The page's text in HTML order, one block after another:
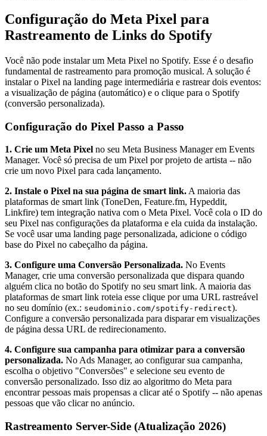
Configuração do Meta Pixel para
Rastreamento de Links do Spotify
Você não pode instalar um Meta Pixel no Spotify. Esse é o desafio
fundamental de rastreamento para promoção musical. A solução é
instalar o Pixel na landing page intermediária e rastrear dois eventos:
a visualização de página (automático) e o clique para o Spotify
(conversão personalizada).
Configuração do Pixel Passo a Passo
1. Crie um Meta Pixel no seu Meta Business Manager em Events
Manager. Você só precisa de um Pixel por projeto de artista -- não
crie um novo Pixel para cada lançamento.
2. Instale o Pixel na sua página de smart link. A maioria das
plataformas de smart link (ToneDen, Feature.fm, Hypeddit,
Linkfire) tem integração nativa com o Meta Pixel. Você cola o ID do
seu Pixel nas configurações da plataforma e ela cuida da instalação.
Se você usar uma landing page personalizada, adicione o código
base do Pixel no cabeçalho da página.
3. Configure uma Conversão Personalizada. No Events
Manager, crie uma conversão personalizada que dispara quando
alguém clica no botão do Spotify no seu smart link. A maioria das
plataformas de smart link roteia esse clique por uma URL rastreável
no seu domínio (ex.: seudominio.com/spotify-redirect).
Configure a conversão personalizada para disparar em visualizações
de página dessa URL de redirecionamento.
4. Configure sua campanha para otimizar para a conversão
personalizada. No Ads Manager, ao configurar sua campanha,
escolha o objetivo "Conversões" e selecione seu evento de
conversão personalizado. Isso diz ao algoritmo do Meta para
encontrar pessoas mais propensas a clicar até o Spotify -- não apenas
pessoas que vão clicar no anúncio.
Rastreamento Server-Side (Atualização 2026)